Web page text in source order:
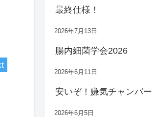
最終仕様！
2026年7月13日
腸内細菌学会2026
2026年6月11日
安いぞ！嫌気チャンバー
2026年6月5日